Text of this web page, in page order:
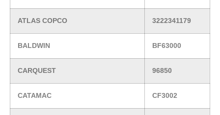
ATLAS COPCO 3222341179
BALDWIN BF63000
CARQUEST 96850
CATAMAC CF3002